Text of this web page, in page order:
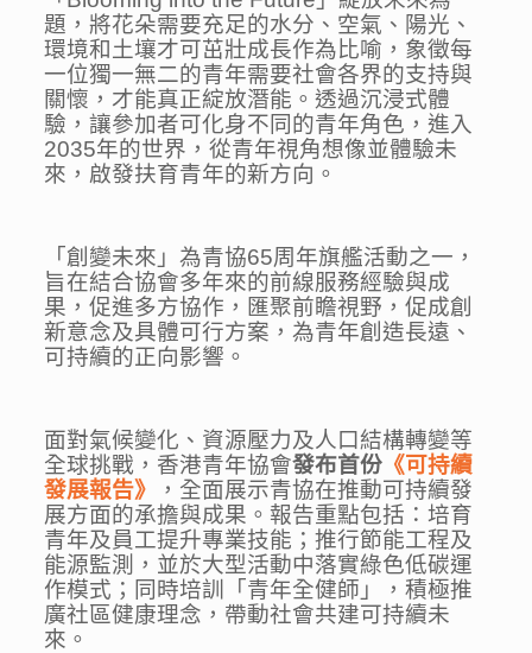
題，將花朵需要充足的水分、空氣、陽光、
環境和土壤才可茁壯成長作為比喻，象徵每
一位獨一無二的青年需要社會各界的支持與
關懷，才能真正綻放潛能。透過沉浸式體
驗，讓參加者可化身不同的青年角色，進入
2035年的世界，從青年視角想像並體驗未
來，啟發扶育青年的新方向。
「創變未來」為青協65周年旗艦活動之一，
旨在結合協會多年來的前線服務經驗與成
果，促進多方協作，匯聚前瞻視野，促成創
新意念及具體可行方案，為青年創造長遠、
可持續的正向影響。
面對氣候變化、資源壓力及人口結構轉變等
全球挑戰，香港青年協會發布首份 《可持續
發展報告》
，全面展示青協在推動可持續發
展方面的承擔與成果。報告重點包括：培育
青年及員工提升專業技能；推行節能工程及
能源監測，並於大型活動中落實綠色低碳運
作模式；同時培訓「青年全健師」，積極推
廣社區健康理念，帶動社會共建可持續未
來。